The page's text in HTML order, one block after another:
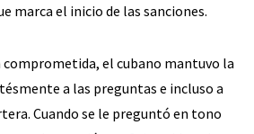
marca el inicio de las sanciones.
comprometida, el cubano mantuvo la
a las preguntas e incluso a
Cuando se le preguntó en tono